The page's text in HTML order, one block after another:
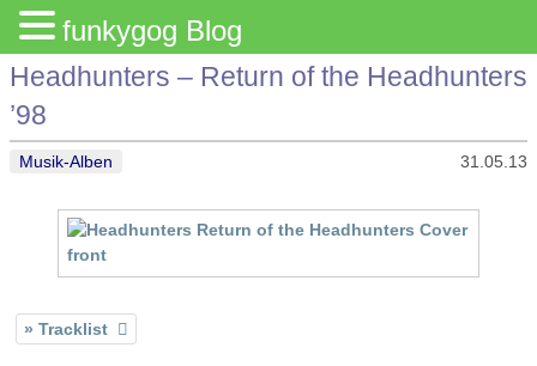
Headhunters – Return of the Headhunters
’98
Musik-Alben 31.05.13
Tracklist
funkygog Blog